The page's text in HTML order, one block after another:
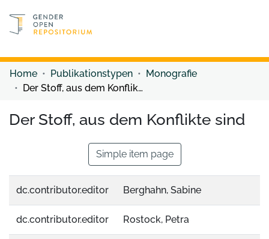
Discover content
Home Publikationstypen
Monografie
Der Stoff, aus dem Konflikte sind
Der Stoff, aus dem Konflikte sind
Simple item page
dc.contributor.editor Berghahn, Sabine
dc.contributor.editor Rostock, Petra